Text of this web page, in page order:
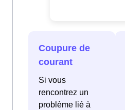
Coupure de
courant
Si vous
rencontrez un
problème lié à